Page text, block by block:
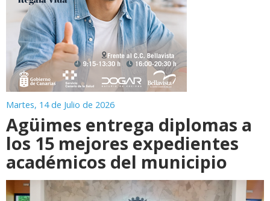
Martes, 14 de Julio de 2026
Agüimes entrega diplomas a
los 15 mejores expedientes
académicos del municipio